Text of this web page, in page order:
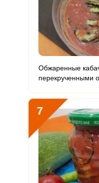
Обжаренные
перекрученными
7